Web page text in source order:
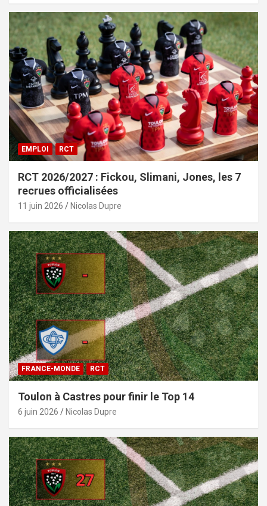
EMPLOI RCT
RCT 2026/2027 : Fickou, Slimani, Jones, les 7
recrues officialisées
11 juin 2026 Nicolas Dupre
FRANCE-MONDE RCT
Toulon à Castres pour finir le Top 14
6 juin 2026 Nicolas Dupre